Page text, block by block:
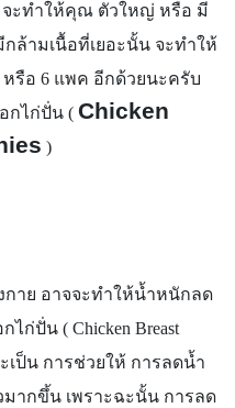
จะทำให้คุณ ตัวใหญ่ หรือ มี
ามเนื้อที่เยอะนั้น จะทำให้
หรือ 6 แพค อีกด้วยนะครับ
กไก่ปั่น ( Chicken
)
าย อาจจะทำให้น้ำหนักลด
ไก่ปั่น ( Chicken Breast
ะเป็น การช่วยให้ การลดน้ำ
ากขึ้น เพราะฉะนั้น การลด